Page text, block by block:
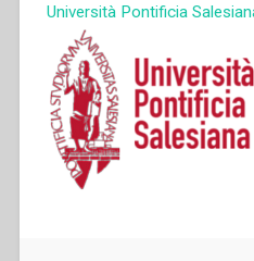
Università Pontificia